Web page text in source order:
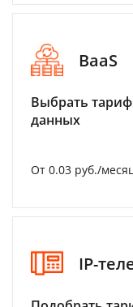
BaaS
Выбрать
данных
От 0.03 руб./
IP-